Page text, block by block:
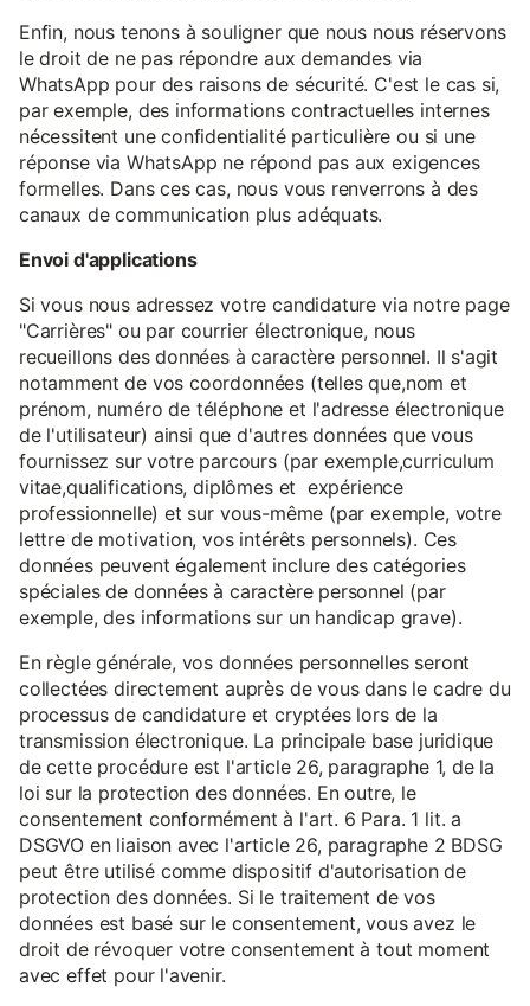
Enfin, nous tenons à souligner que nous nous réservons
le droit de ne pas répondre aux demandes via
WhatsApp pour des raisons de sécurité. C'est le cas si,
par exemple, des informations contractuelles internes
nécessitent une confidentialité particulière ou si une
réponse via WhatsApp ne répond pas aux exigences
formelles. Dans ces cas, nous vous renverrons à des
canaux de communication plus adéquats.
Envoi d'applications
Si vous nous adressez votre candidature via notre page
"Carrières" ou par courrier électronique, nous
recueillons des données à caractère personnel. Il s'agit
notamment de vos coordonnées (telles que,nom et
prénom, numéro de téléphone et l'adresse électronique
de l'utilisateur) ainsi que d'autres données que vous
fournissez sur votre parcours (par exemple,curriculum
vitae,qualifications, diplômes et expérience
professionnelle) et sur vous-même (par exemple, votre
lettre de motivation, vos intérêts personnels). Ces
données peuvent également inclure des catégories
spéciales de données à caractère personnel (par
exemple, des informations sur un handicap grave).
En règle générale, vos données personnelles seront
collectées directement auprès de vous dans le cadre du
processus de candidature et cryptées lors de la
transmission électronique. La principale base juridique
de cette procédure est l'article 26, paragraphe 1, de la
loi sur la protection des données. En outre, le
consentement conformément à l'art. 6 Para. 1 lit. a
DSGVO en liaison avec l'article 26, paragraphe 2 BDSG
peut être utilisé comme dispositif d'autorisation de
protection des données. Si le traitement de vos
données est basé sur le consentement, vous avez le
droit de révoquer votre consentement à tout moment
avec effet pour l'avenir.